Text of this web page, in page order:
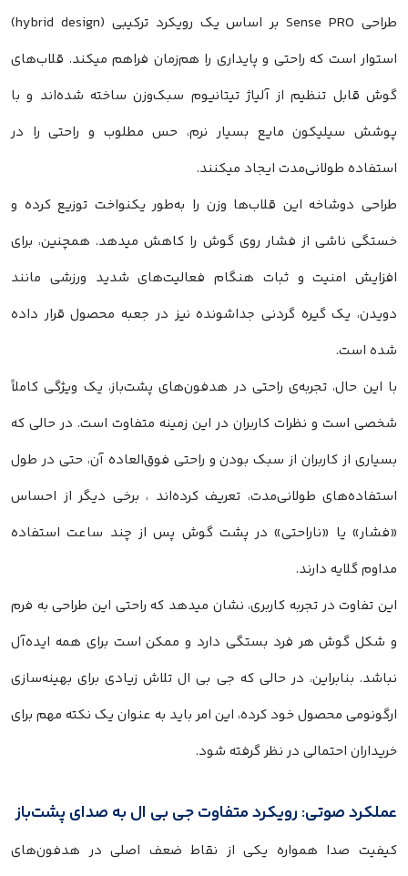
طراحی Sense PRO بر اساس یک رویکرد ترکیبی (hybrid design)
استوار است که راحتی و پایداری را هم‌زمان فراهم میکند. قلاب‌های
گوش قابل تنظیم از آلیاژ تیتانیوم سبک‌وزن ساخته شده‌اند و با
پوشش سیلیکون مایع بسیار نرم، حس مطلوب و راحتی را در
استفاده طولانی‌مدت ایجاد میکنند.
طراحی دوشاخه این قلاب‌ها وزن را به‌طور یکنواخت توزیع کرده و
خستگی ناشی از فشار روی گوش را کاهش میدهد. همچنین، برای
افزایش امنیت و ثبات هنگام فعالیت‌های شدید ورزشی مانند
دویدن، یک گیره گردنی جداشونده نیز در جعبه محصول قرار داده
شده است.
با این حال، تجربه‌ی راحتی در هدفون‌های پشت‌باز، یک ویژگی کاملاً
شخصی است و نظرات کاربران در این زمینه متفاوت است. در حالی که
بسیاری از کاربران از سبک بودن و راحتی فوق‌العاده آن، حتی در طول
استفاده‌های طولانی‌مدت، تعریف کرده‌اند ، برخی دیگر از احساس
«فشار» یا «ناراحتی» در پشت گوش پس از چند ساعت استفاده
مداوم گلایه دارند.
این تفاوت در تجربه کاربری، نشان میدهد که راحتی این طراحی به فرم
و شکل گوش هر فرد بستگی دارد و ممکن است برای همه ایده‌آل
نباشد. بنابراین، در حالی که جی بی ال تلاش زیادی برای بهینه‌سازی
ارگونومی محصول خود کرده، این امر باید به عنوان یک نکته مهم برای
خریداران احتمالی در نظر گرفته شود.
عملکرد صوتی: رویکرد متفاوت جی بی ال به صدای پشت‌باز
کیفیت صدا همواره یکی از نقاط ضعف اصلی در هدفون‌های